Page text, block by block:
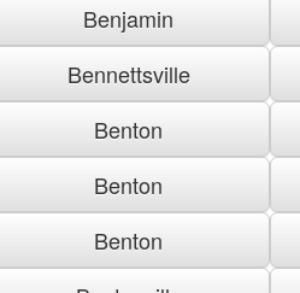
Benjamin
Bennettsville
Benton
Benton
Benton